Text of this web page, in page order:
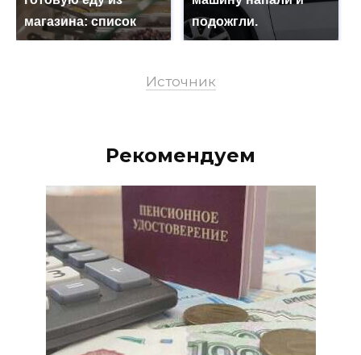
магазина: список
подожгли.
Источник
Рекомендуем